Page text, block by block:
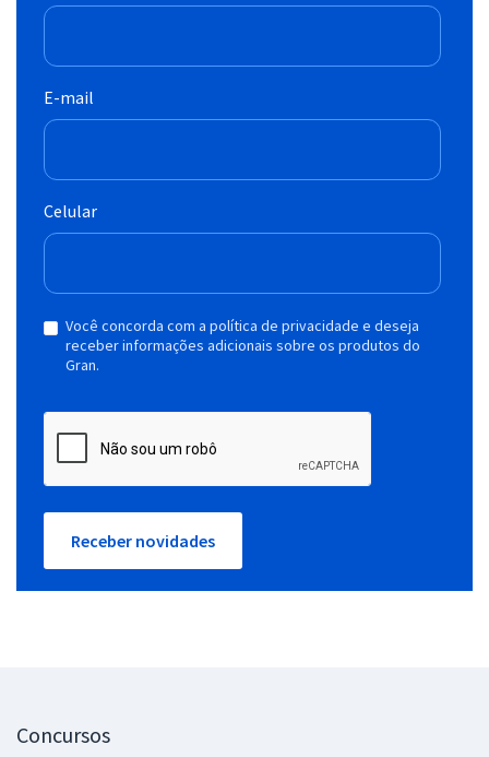
E-mail
Celular
Você concorda com a política de privacidade e deseja
receber informações adicionais sobre os produtos do
Gran.
Receber novidades
Concursos